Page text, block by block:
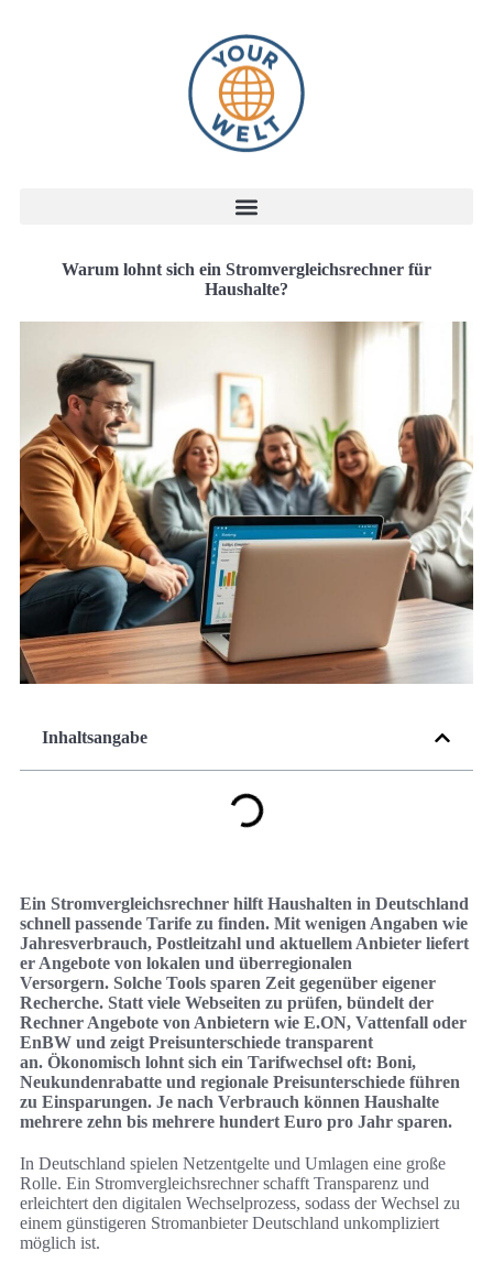
Warum lohnt sich ein Stromvergleichsrechner für
Haushalte?
Inhaltsangabe
Ein Stromvergleichsrechner hilft Haushalten in Deutschland
schnell passende Tarife zu finden. Mit wenigen Angaben wie
Jahresverbrauch, Postleitzahl und aktuellem Anbieter liefert
er Angebote von lokalen und überregionalen
Versorgern. Solche Tools sparen Zeit gegenüber eigener
Recherche. Statt viele Webseiten zu prüfen, bündelt der
Rechner Angebote von Anbietern wie E.ON, Vattenfall oder
EnBW und zeigt Preisunterschiede transparent
an. Ökonomisch lohnt sich ein Tarifwechsel oft: Boni,
Neukundenrabatte und regionale Preisunterschiede führen
zu Einsparungen. Je nach Verbrauch können Haushalte
mehrere zehn bis mehrere hundert Euro pro Jahr sparen.
In Deutschland spielen Netzentgelte und Umlagen eine große
Rolle. Ein Stromvergleichsrechner schafft Transparenz und
erleichtert den digitalen Wechselprozess, sodass der Wechsel zu
einem günstigeren Stromanbieter Deutschland unkompliziert
möglich ist.